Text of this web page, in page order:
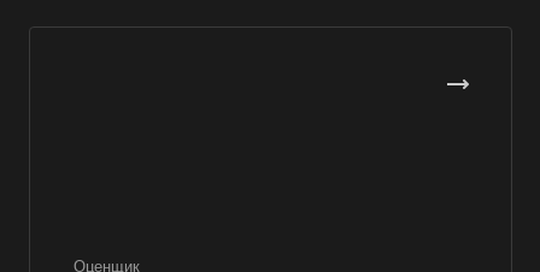
Оценщик
Вельск
Владивосток